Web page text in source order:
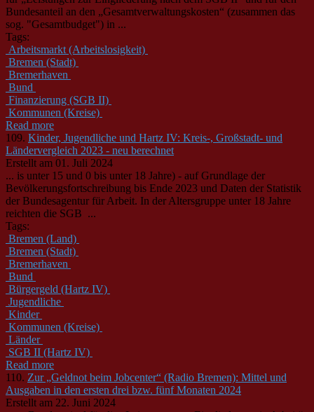
Bundesanteil an den „Gesamtverwaltungskosten“ (zusammen das
sog. "Gesamtbudget") in ...
Tags:
Arbeitsmarkt (Arbeitslosigkeit)
Bremen (Stadt)
Bremerhaven
Bund
Finanzierung (SGB II)
Kommunen (Kreise)
Read more
109. Kinder, Jugendliche und Hartz IV: Kreis-, Großstadt- und
Ländervergleich 2023 - neu berechnet
Erstellt am 01. Juli 2024
... is unter 15 und 0 bis unter 18 Jahre) - auf Grundlage der
Bevölkerungsfortschreibung bis Ende 2023 und Daten der Statistik
der Bundesagentur für Arbeit. In der Altersgruppe unter 18 Jahre
reichten die SGB ...
Tags:
Bremen (Land)
Bremen (Stadt)
Bremerhaven
Bund
Bürgergeld (Hartz IV)
Jugendliche
Kinder
Kommunen (Kreise)
Länder
SGB II (Hartz IV)
Read more
110. Zur „Geldnot beim Jobcenter“ (Radio Bremen): Mittel und
Ausgaben in den ersten drei bzw. fünf Monaten 2024
Erstellt am 22. Juni 2024